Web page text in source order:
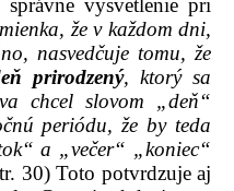
správne vysvetlenie pri
že v každom dni,
nasvedčuje tomu, že
prirodzený, ktorý sa
chcel slovom „deň“
periódu, že by teda
a „večer“ „koniec“
30) Toto potvrdzuje aj